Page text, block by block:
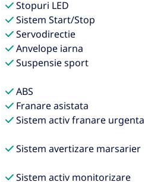
Stopuri LED
Sistem Start/Stop
Servodirectie
Anvelope iarna
Suspensie sport
ABS
Franare asistata
Sistem activ franare urgenta
Sistem avertizare marsarier
Sistem activ monitorizare